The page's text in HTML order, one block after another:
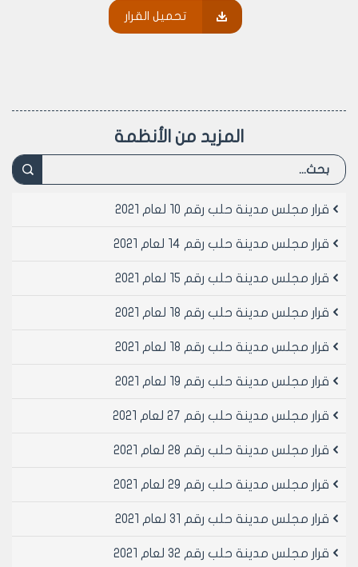
مديريه الخدمات المركزيه و مديريه شؤون العاملين على
تامين الاليات والموارد البشريه و كافه المستلزمات اللازمه
ويبلغ من يلزم لتنفيذه اصولا
الدكتور المهندس معد المدلجي
تحميل القرار
المزيد من الأنظمة
قرار مجلس مدينة حلب رقم 10 لعام 2021
قرار مجلس مدينة حلب رقم 14 لعام 2021
قرار مجلس مدينة حلب رقم 15 لعام 2021
قرار مجلس مدينة حلب رقم 18 لعام 2021
قرار مجلس مدينة حلب رقم 18 لعام 2021
قرار مجلس مدينة حلب رقم 19 لعام 2021
قرار مجلس مدينة حلب رقم 27 لعام 2021
قرار مجلس مدينة حلب رقم 28 لعام 2021
قرار مجلس مدينة حلب رقم 29 لعام 2021
قرار مجلس مدينة حلب رقم 31 لعام 2021
قرار مجلس مدينة حلب رقم 32 لعام 2021